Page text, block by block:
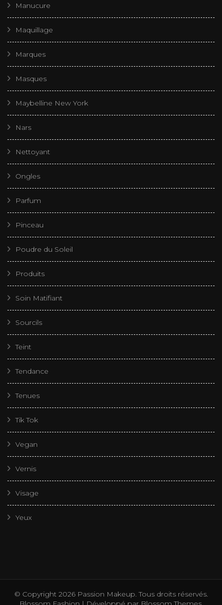
Manucure
Maquillage
Marques
Masques
Maybelline New York
Nars
Nettoyant
Ongles
Parfum
Pinceau
Poudre du Soleil
Produits
Soin Matifiant
Sourcils
Teint
Tendance
Tenues
Tik Tok
Vegan
Vernis
Visage
Yeux
© Copyright 2026 Passion Makeup. Tous droits réservés.